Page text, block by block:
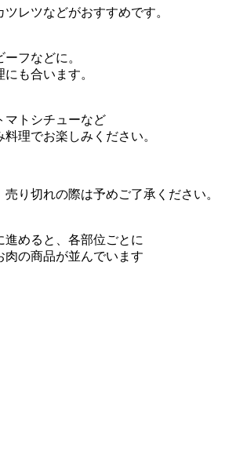
レツなどがおすすめです。
フなどに。
も合います。
マトシチューなど
理でお楽しみください。
り切れの際は予めご了承ください。
めると、各部位ごとに
肉の商品が並んでいます